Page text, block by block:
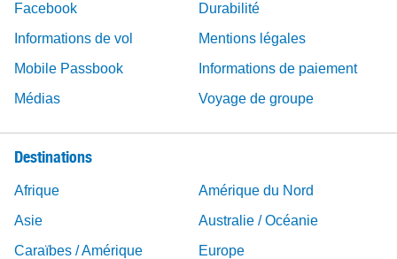
Facebook
Durabilité
Informations de vol
Mentions légales
Mobile Passbook
Informations de paiement
Médias
Voyage de groupe
Destinations
Afrique
Amérique du Nord
Asie
Australie / Océanie
Caraïbes / Amérique
Europe